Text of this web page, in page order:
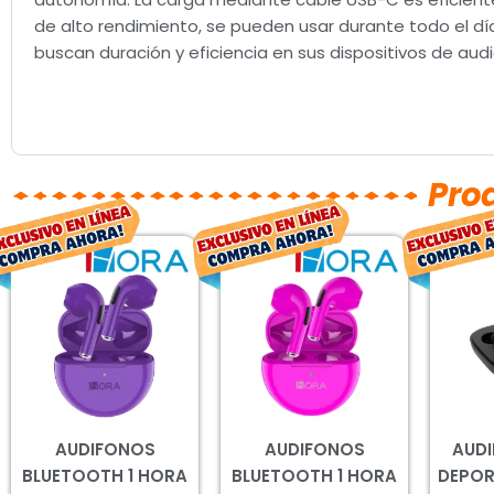
de alto rendimiento, se pueden usar durante todo el
buscan duración y eficiencia en sus dispositivos de
AUDIFONOS
BLUETOOTH 1 HORA
El
precio
original
era:
$194.00.
El
precio
$143.00.
AUDIFONOS
BLUETOOTH 1 HORA
El
precio
original
era:
$200.00.
El
precio
$148.00.